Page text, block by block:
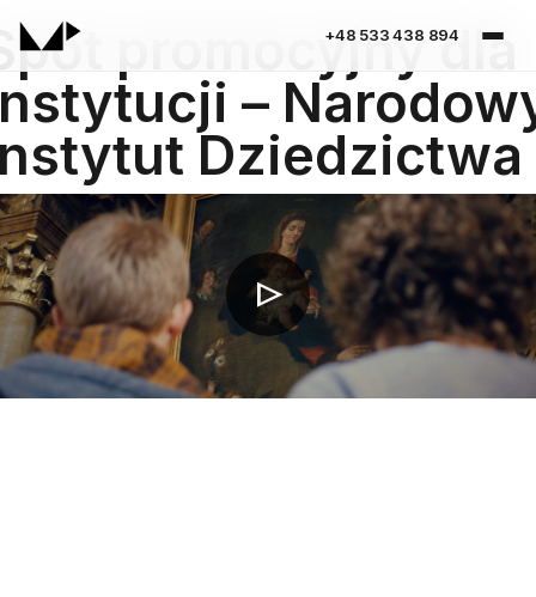
promocyjny dla
–
Dziedzictwa
+48 533 438 894